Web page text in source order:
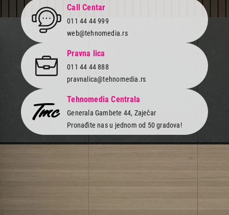
Call Centar
011 44 44 999
web@tehnomedia.rs
Pravna lica
011 44 44 888
pravnalica@tehnomedia.rs
Tehnomedia Centrala
Generala Gambete 44, Zaječar
Pronađite nas u jednom od 50 gradova!
Prijavite se na naš newsletter i primajte preko emaila specijalne i